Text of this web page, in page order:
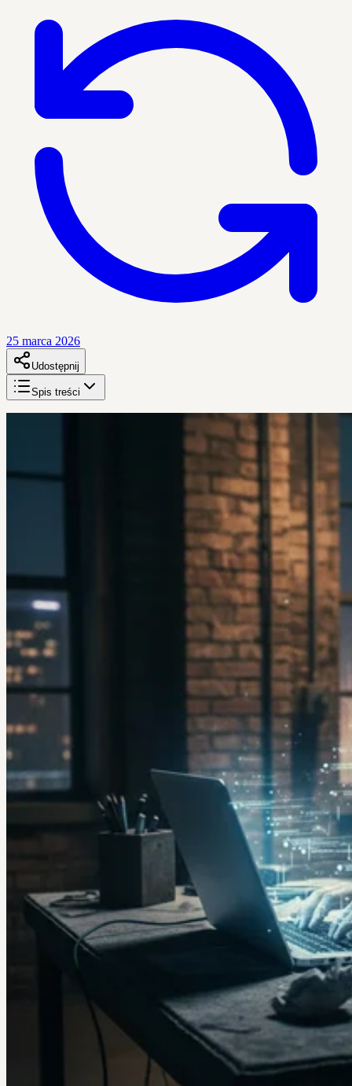
25 marca 2026
Udostępnij
Spis treści